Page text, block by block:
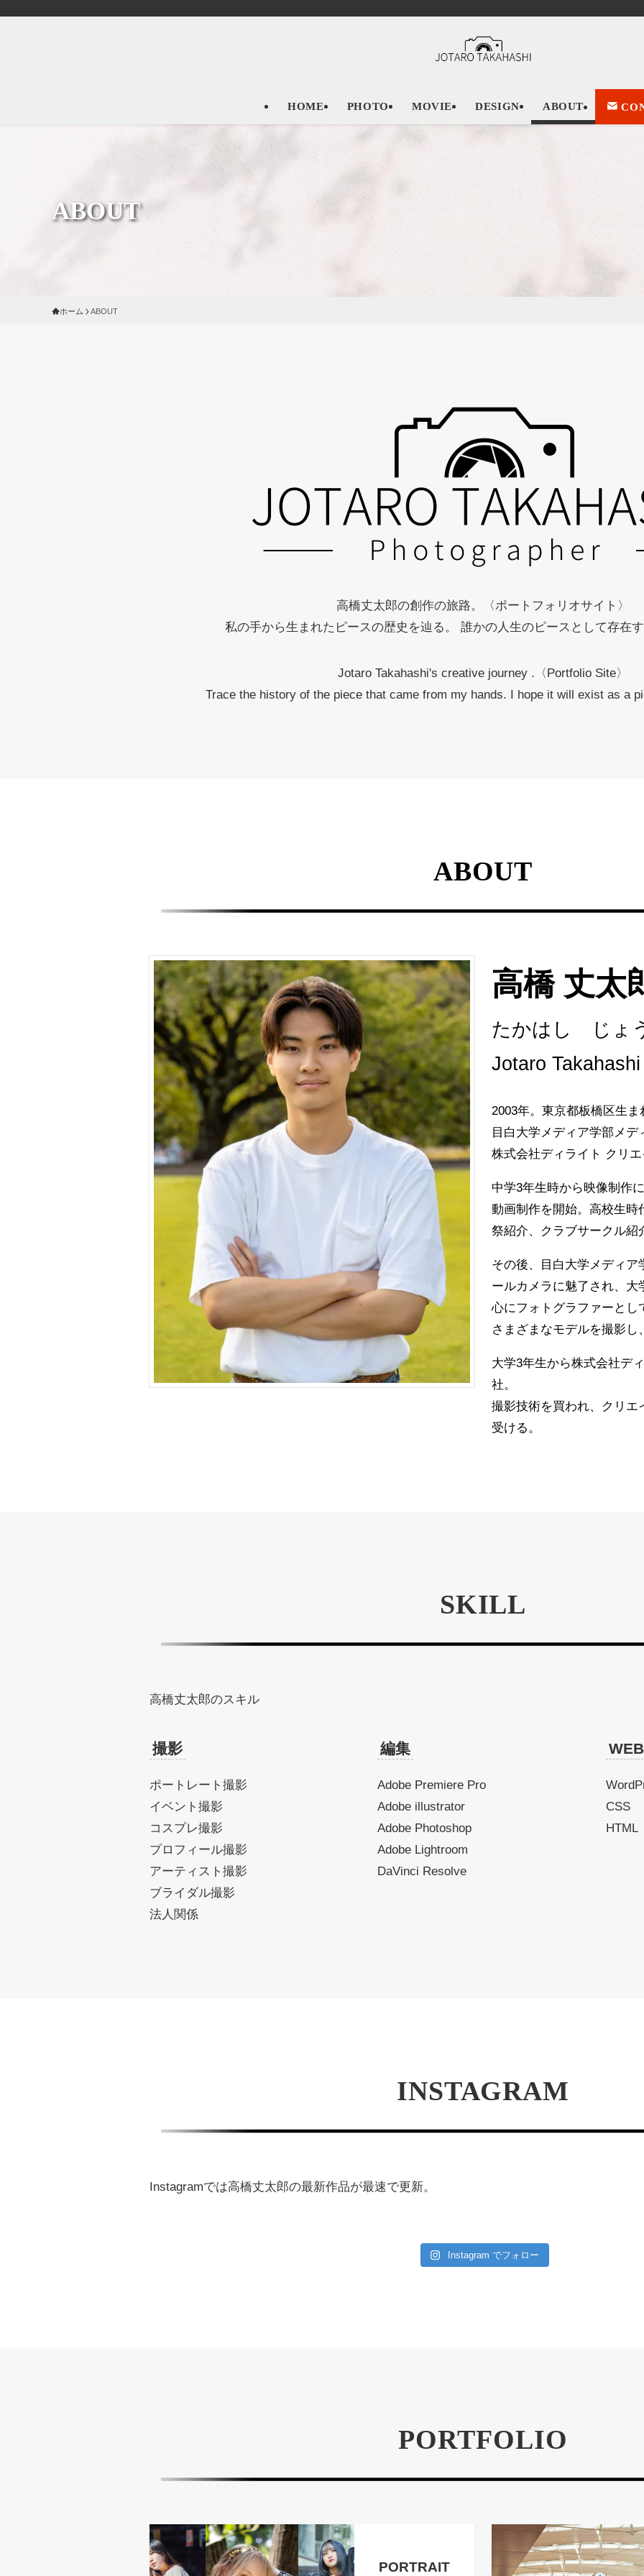
HOME PHOTO MOVIE DESIGN ABOUT
ABOUT
ホーム ABOUT
高橋丈太郎の創作の旅路。
〈ポートフォリオサイト〉
私の手から生まれたピースの歴史を辿る。 誰かの人生のピースとして存在
Jotaro Takahashi's creative journey . 〈Portfolio Site〉
Trace the history of the piece that came from my hands. I hope it will exist as a
ABOUT
高橋 丈太
たかはし じょ
Jotaro Takahashi
2003年。東京都板橋区生ま
目白大学メディア学部メデ
株式会社ディライト クリ
中学3年生時から映像制作
動画制作を開始。高校生時
祭紹介、クラブサークル紹
その後、目白大学メディ
ールカメラに魅了され、
心にフォトグラファーとし
さまざまなモデルを撮影し
大学3年生から株式会社デ
社。
撮影技術を買われ、クリエ
受ける。
SKILL
高橋丈太郎のスキル
撮影
ポートレート撮影
イベント撮影
コスプレ撮影
プロフィール撮影
アーティスト撮影
ブライダル撮影
法人関係
編集
Adobe Premiere Pro
Adobe illustrator
Adobe Photoshop
Adobe Lightroom
DaVinci Resolve
WEB
CSS
HTML
INSTAGRAM
Instagramでは高橋丈太郎の最新作品が最速で更新。
Instagram でフォロー
PORTFOLIO
PORTRAIT